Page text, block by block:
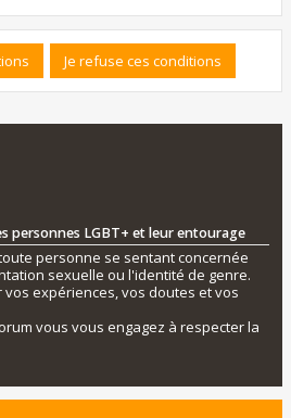
personnes LGBT+ et leur entourage
personne se sentant concernée
sexuelle ou l'identité de genre.
expériences, vos doutes et vos
vous vous engagez à respecter la